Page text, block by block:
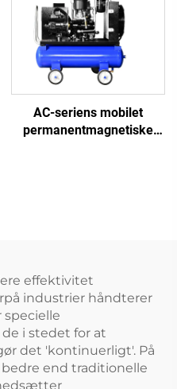
AC-seriens mobilet
permanentmagnetiske
effektivitet
industrier håndterer
specielle
i stedet for at
det 'kontinuerligt'. På
end traditionelle